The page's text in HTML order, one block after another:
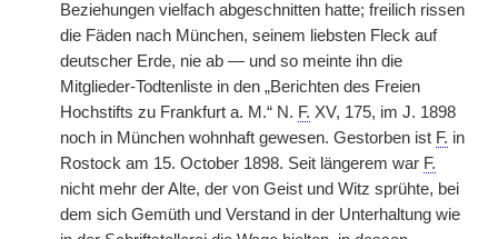
Beziehungen vielfach abgeschnitten hatte; freilich rissen
die Fäden nach München, seinem liebsten Fleck auf
deutscher Erde, nie ab — und so meinte ihn die
Mitglieder-Todtenliste in den „Berichten des Freien
Hochstifts zu Frankfurt a. M.“ N. F. XV, 175, im J. 1898
noch in München wohnhaft gewesen. Gestorben ist F. in
Rostock am 15. October 1898. Seit längerem war F.
nicht mehr der Alte, der von Geist und Witz sprühte, bei
dem sich Gemüth und Verstand in der Unterhaltung wie